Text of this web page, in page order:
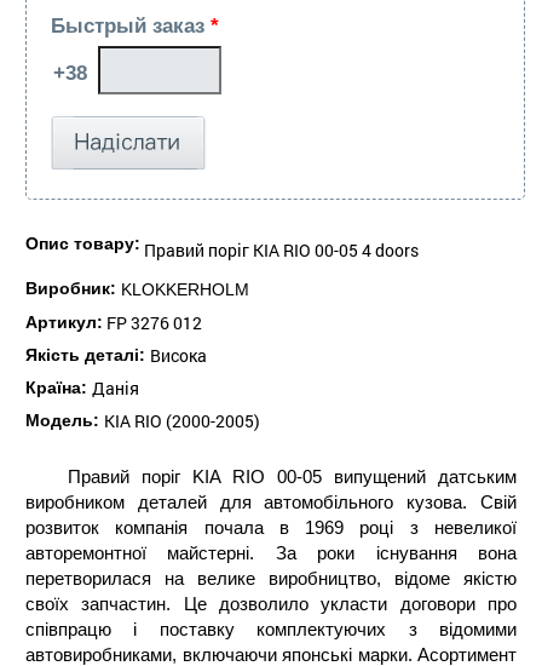
Быстрый заказ *
Опис товару: Правий поріг KIA RIO 00-05 4 doors
Виробник: KLOKKERHOLM
Артикул: FP 3276 012
Якість деталі: Висока
Країна: Данія
Модель: KIA RIO (2000-2005)
Правий поріг KIA RIO 00-05 випущений датським
виробником деталей для автомобільного кузова. Свій
розвиток компанія почала в 1969 році з невеликої
авторемонтної майстерні. За роки існування вона
перетворилася на велике виробництво, відоме якістю
своїх запчастин. Це дозволило укласти договори про
співпрацю і поставку комплектуючих з відомими
автовиробниками, включаючи японські марки. Асортимент